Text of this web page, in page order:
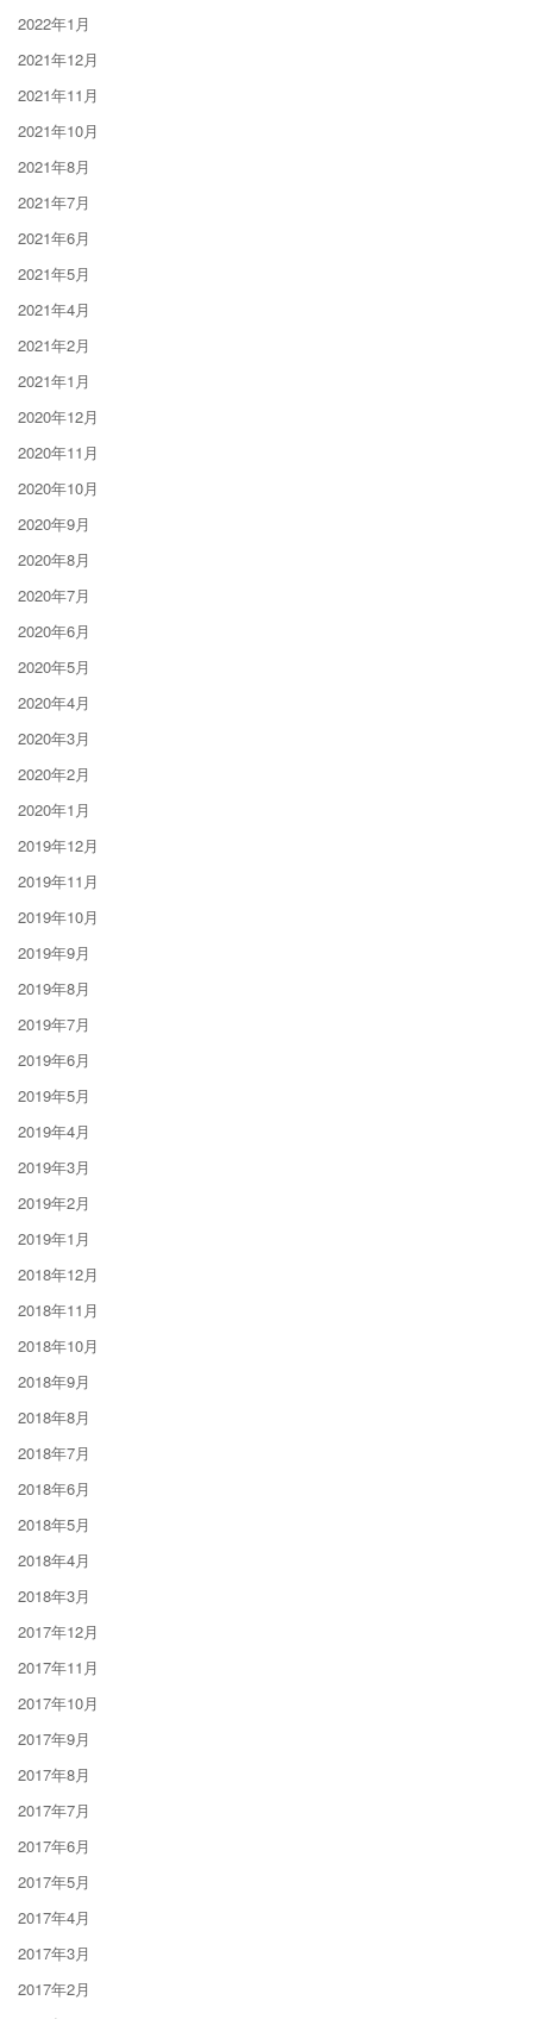
2022年1月
2021年12月
2021年11月
2021年10月
2021年8月
2021年7月
2021年6月
2021年5月
2021年4月
2021年2月
2021年1月
2020年12月
2020年11月
2020年10月
2020年9月
2020年8月
2020年7月
2020年6月
2020年5月
2020年4月
2020年3月
2020年2月
2020年1月
2019年12月
2019年11月
2019年10月
2019年9月
2019年8月
2019年7月
2019年6月
2019年5月
2019年4月
2019年3月
2019年2月
2019年1月
2018年12月
2018年11月
2018年10月
2018年9月
2018年8月
2018年7月
2018年6月
2018年5月
2018年4月
2018年3月
2017年12月
2017年11月
2017年10月
2017年9月
2017年8月
2017年7月
2017年6月
2017年5月
2017年4月
2017年3月
2017年2月